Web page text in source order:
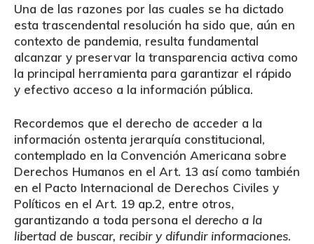
Una de las razones por las cuales se ha dictado
esta trascendental resolución ha sido que, aún en
contexto de pandemia, resulta fundamental
alcanzar y preservar la transparencia activa como
la principal herramienta para garantizar el rápido
y efectivo acceso a la información pública.
Recordemos que el derecho de acceder a la
información ostenta jerarquía constitucional,
contemplado en la Convención Americana sobre
Derechos Humanos en el Art. 13 así como también
en el Pacto Internacional de Derechos Civiles y
Políticos en el Art. 19 ap.2, entre otros,
garantizando a toda persona el derecho a la
libertad de buscar, recibir y difundir informaciones.